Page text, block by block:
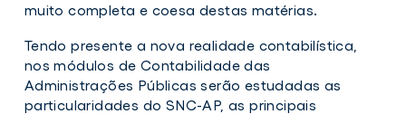
muito completa e coesa destas matérias.
Tendo presente a nova realidade contabilística,
nos módulos de Contabilidade das
Administrações Públicas serão estudadas as
particularidades do SNC-AP, as principais